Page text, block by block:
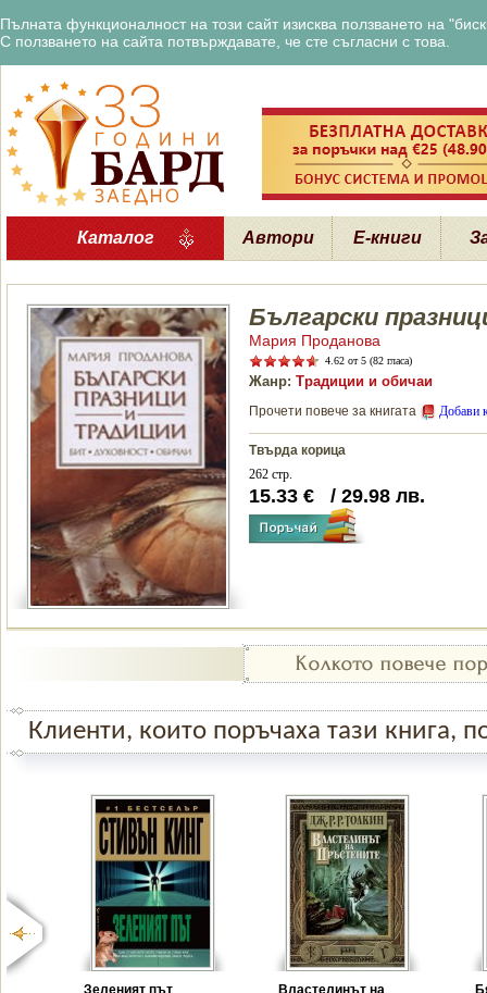
Пълната функционалност на този сайт изисква ползването на
С ползването на сайта потвърждавате, че сте съгласни с това.
Каталог Автори Е-книги
Български
Мария Проданова
4.62 от 5 (82 гласа)
Жанр: Традиции и обичаи
Прочети повече за книгата Добави
Твърда корица
262 стр.
15.33 € / 29.98 лв.
Клиенти, които поръчаха тази книга,
Зеленият път
Властелинът на